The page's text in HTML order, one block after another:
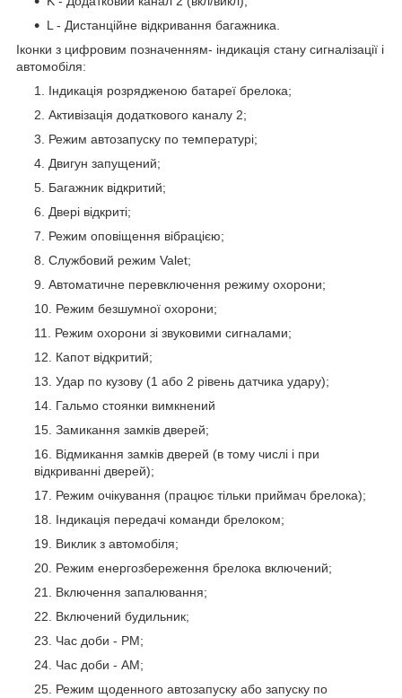
L - Дистанційне відкривання багажника.
Іконки з цифровим позначенням- індикація стану сигналізації і
автомобіля:
Індикація розрядженою батареї брелока;
Активізація додаткового каналу 2;
Режим автозапуску по температурі;
Двигун запущений;
Багажник відкритий;
Двері відкриті;
Режим оповіщення вібрацією;
Службовий режим Valet;
Автоматичне перевключення режиму охорони;
Режим безшумної охорони;
Режим охорони зі звуковими сигналами;
Капот відкритий;
Удар по кузову (1 або 2 рівень датчика удару);
Гальмо стоянки вимкнений
Замикання замків дверей;
Відмикання замків дверей (в тому числі і при
відкриванні дверей);
Режим очікування (працює тільки приймач брелока);
Індикація передачі команди брелоком;
Виклик з автомобіля;
Режим енергозбереження брелока включений;
Включення запалювання;
Включений будильник;
Час доби - РМ;
Час доби - АМ;
Режим щоденного автозапуску або запуску по